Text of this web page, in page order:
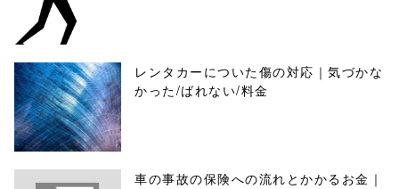
レンタカーについた傷の対応｜気づかな
かった/ばれない/料金
車の事故の保険への流れとかかるお金｜